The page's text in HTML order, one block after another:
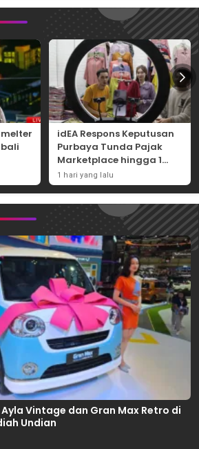
idEA Respons Keputusan
Purbaya Tunda Pajak
Marketplace hingga 1
November 2026
1 hari yang lalu
Vintage dan Gran Max Retro di
Undian